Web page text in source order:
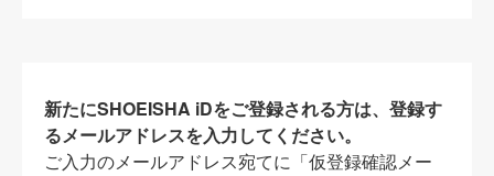
新たにSHOEISHA iDをご登録される方は、登録す
るメールアドレスを入力してください。
ご入力のメールアドレス宛てに「仮登録確認メー